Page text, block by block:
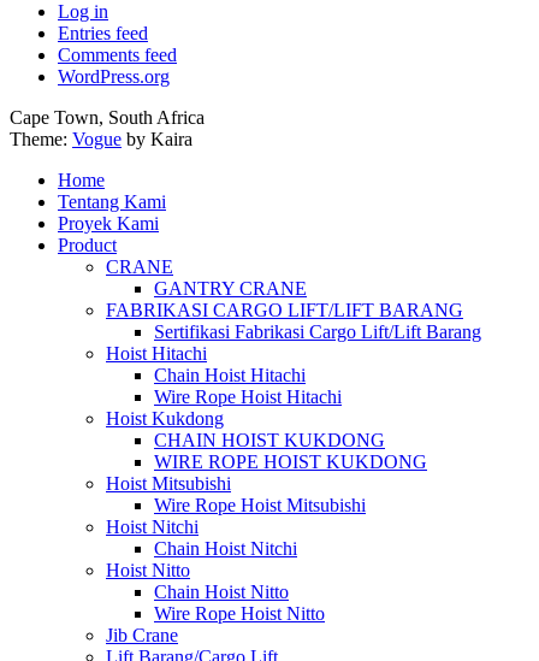
Log in
Entries feed
Comments feed
WordPress.org
Cape Town, South Africa
Theme: Vogue by Kaira
Home
Tentang Kami
Proyek Kami
Product
CRANE
GANTRY CRANE
FABRIKASI CARGO LIFT/LIFT BARANG
Sertifikasi Fabrikasi Cargo Lift/Lift Barang
Hoist Hitachi
Chain Hoist Hitachi
Wire Rope Hoist Hitachi
Hoist Kukdong
CHAIN HOIST KUKDONG
WIRE ROPE HOIST KUKDONG
Hoist Mitsubishi
Wire Rope Hoist Mitsubishi
Hoist Nitchi
Chain Hoist Nitchi
Hoist Nitto
Chain Hoist Nitto
Wire Rope Hoist Nitto
Jib Crane